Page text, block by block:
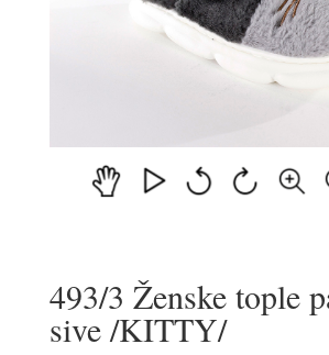
493/3 Ženske tople
sive /KITTY/